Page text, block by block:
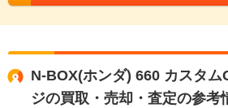
N-BOX(ホンダ) 660 カスタ
ジの買取・売却・査定の参考